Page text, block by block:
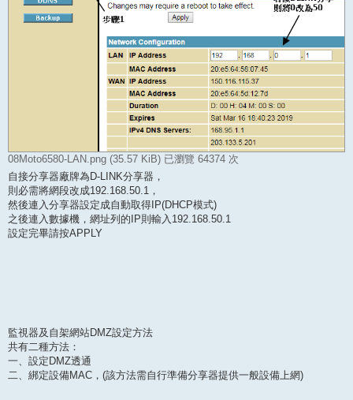
08Moto6580-LAN.png (35.57 KiB) 已瀏覽 64374 次
自接分享器廠牌為D-LINK分享器，
則必需將網段改成192.168.50.1，
然後連入分享器設定成自動取得IP(DHCP模式)
之後連入數據機，網址列的IP則輸入192.168.50.1
設定完畢請按APPLY
監視器及自架網站DMZ設定方法
共有二種方法：
一、設定DMZ透通
二、綁定設備MAC，(該方法需自行準備分享器提供一般設備上網)